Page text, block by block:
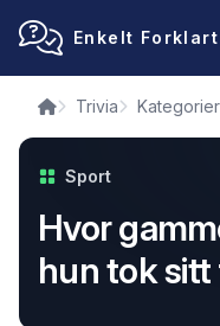
Enkelt Forklart
Trivia Kategorier
Sport
Hvor
hun tok